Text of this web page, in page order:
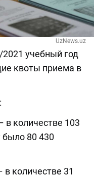
UzNews.uz
2021 учебный год
квоты приема в
в количестве 103
было 80 430
количестве 31